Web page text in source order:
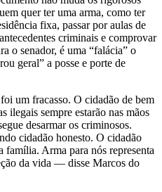
quer ter uma arma, como ter
fixa, passar por aulas de
criminais e comprovar
o senador, é uma “falácia” o
geral” a posse e porte de
um fracasso. O cidadão de bem
ilegais sempre estarão nas mãos
desarmar os criminosos.
cidadão honesto. O cidadão
Arma para nós representa
da vida — disse Marcos do